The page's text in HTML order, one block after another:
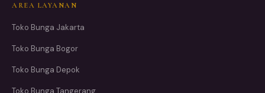
AREA LAYANAN
Toko Bunga Jakarta
Toko Bunga Bogor
Toko Bunga Depok
Toko Bunga Tangerang